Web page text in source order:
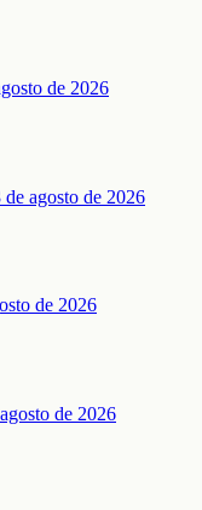
de 2026
de agosto de 2026
de 2026
de 2026